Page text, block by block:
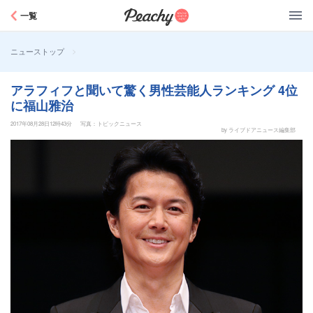
一覧
ニューストップ >
アラフィフと聞いて驚く男性芸能人ランキング 4位
に福山雅治
2017年08月28日12時43分
写真：トピックニュース
by ライブドアニュース編集部